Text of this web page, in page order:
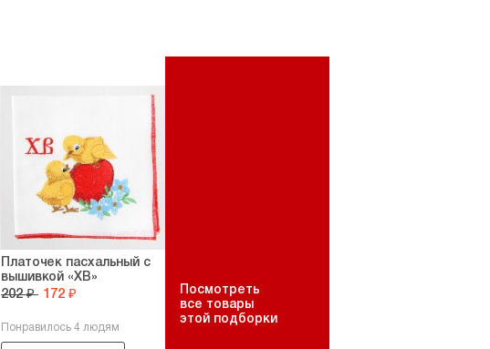
Платочек пасхальный с
вышивкой «ХВ»
202 ₽ 172 ₽
Понравилось 4 людям
Посмотреть
все товары
этой подборки